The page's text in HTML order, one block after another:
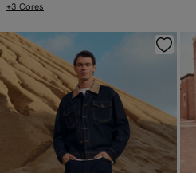
+3 Cores